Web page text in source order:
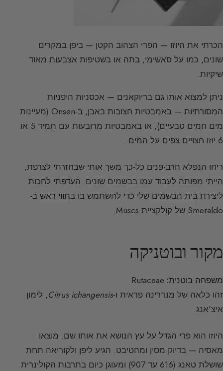
הכרתי את היוזו — הפרי הצהוב הקטן — ביפן במקרים
שונים, כמו על סאשימי, בתה או בשטיפות אצבעות מאוד
שיקיות.
ניתן למצוא אותו גם בריוקאנים — אכסניות היפניות
המסורתיות — באמבטיות חצובות באבן, ב-Onsen (מעיינות
מים חמים טבעיים), או באמבטיות מרובעות עם תמיד 5 או
6 יוזו חצויים צפים על המים.
ריחו הנפלא הרב-פנים כל-כך משך אותי שבחזרתי לצרפת,
הייתי מפותה לעבוד עמו בבשמים שונים. העדפתי לחכות
ליצירת בית הבשמים שלי כדי להשתמש בו בתווי ראש ב-
Smeraldo של קולקציית Muscs.
מקור ובוטניקה
משפחה בוטנית:
זהו כלאה של מנדרינה פראית ו-Citrus ichangensis, לימון
איצ’אנג.
היוזו הוא פרי הגדל על עץ הנושא את אותו שם. מוצאו
מאסיה — בדיוק מסין ומהטיבט. הגיע ליפן ולקוריאה תחת
שושלת טאנג (616 עד 907) ומעוגן כיום בתרבות הקולינרית